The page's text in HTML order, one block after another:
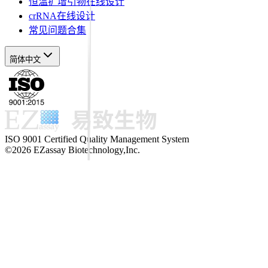
crRNA在线设计
常见问题合集
简体中文
ISO 9001 Certified Quality Management System
©2026 EZassay Biotechnology,Inc.